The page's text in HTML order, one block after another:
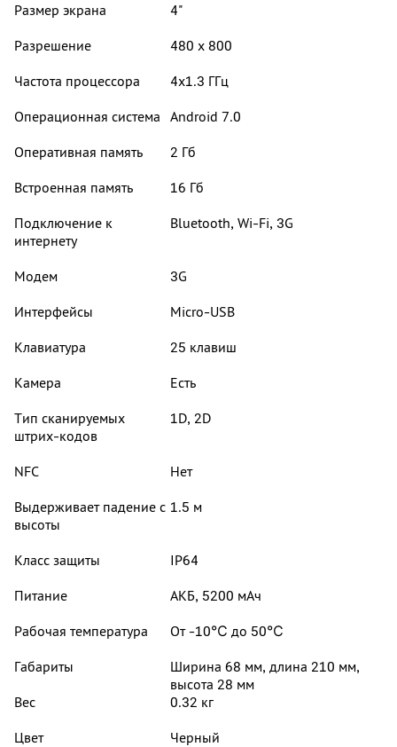
Размер экрана
4"
Разрешение
480 x 800
Частота процессора
4х1.3 ГГц
Операционная система Android 7.0
Оперативная память
2 Гб
Встроенная память
16 Гб
Подключение к
интернету
Bluetooth, Wi-Fi, 3G
Модем
3G
Интерфейсы
Micro-USB
Клавиатура
25 клавиш
Камера
Есть
Тип сканируемых
штрих-кодов
1D, 2D
NFC
Нет
Выдерживает падение с
высоты
1.5 м
Класс защиты
IP64
Питание
АКБ, 5200 мАч
Рабочая температура
От -10℃ до 50℃
Габариты
Ширина 68 мм, длина 210 мм,
высота 28 мм
Вес
0.32 кг
Цвет
Черный